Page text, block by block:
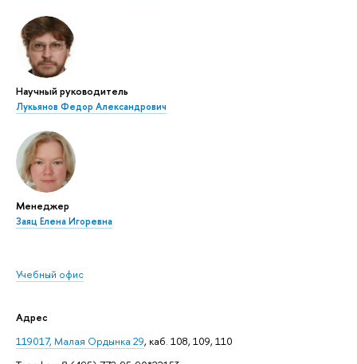
Научный руководитель
Лукьянов Федор Александрович
Менеджер
Заяц Елена Игоревна
Учебный офис
Адрес
119017, Малая Ордынка 29, каб. 108, 109, 110